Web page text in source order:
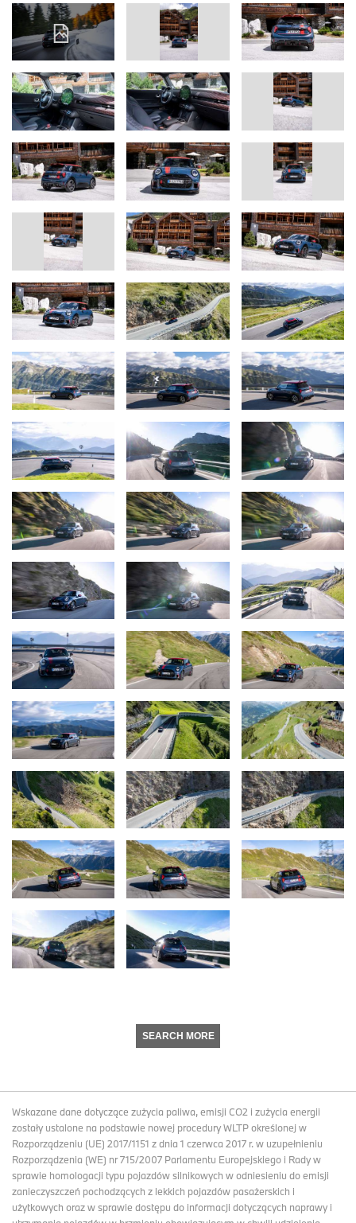
SEARCH MORE
Wskazane dane dotyczące zużycia paliwa, emisji CO2 i zużycia energii
zostały ustalone na podstawie nowej procedury WLTP określonej w
Rozporządzeniu (UE) 2017/1151 z dnia 1 czerwca 2017 r. w uzupełnieniu
Rozporządzenia (WE) nr 715/2007 Parlamentu Europejskiego i Rady w
sprawie homologacji typu pojazdów silnikowych w odniesieniu do emisji
zanieczyszczeń pochodzących z lekkich pojazdów pasażerskich i
użytkowych oraz w sprawie dostępu do informacji dotyczących naprawy i